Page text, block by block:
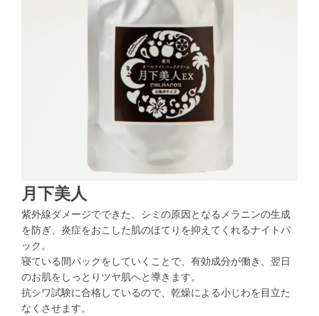
月下美人
紫外線ダメージでできた、シミの原因となるメラニンの生成
を防ぎ、炎症をおこした肌のほてりを抑えてくれるナイトパ
ック。
寝ている間パックをしていくことで、有効成分が働き、翌日
のお肌をしっとりツヤ肌へと導きます。
抗シワ試験に合格しているので、乾燥による小じわを目立た
なくさせます。